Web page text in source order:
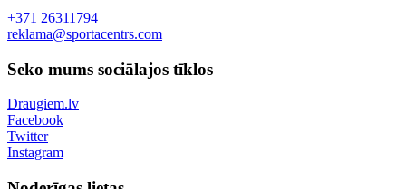
+371 26311794
reklama@sportacentrs.com
Seko mums sociālajos tīklos
Draugiem.lv
Facebook
Twitter
Instagram